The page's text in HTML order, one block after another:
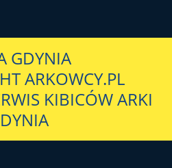
GDYNIA
ARKOWCY.PL
KIBICÓW ARKI